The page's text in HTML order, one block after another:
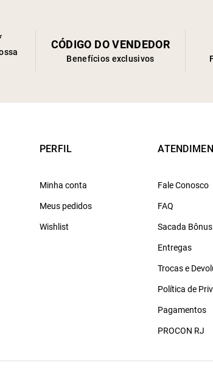
CÓDIGO DO VENDEDOR
Benefícios exclusivos
PERFIL
Minha conta
Meus pedidos
Wishlist
Fale Conosco
FAQ
Sacada Bônus
Entregas
Trocas e
Política de
Pagamentos
PROCON RJ